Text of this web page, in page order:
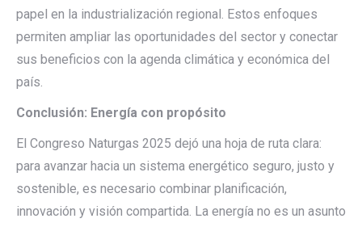
papel en la industrialización regional. Estos enfoques
permiten ampliar las oportunidades del sector y conectar
sus beneficios con la agenda climática y económica del
país.
Conclusión: Energía con propósito
El Congreso Naturgas 2025 dejó una hoja de ruta clara:
para avanzar hacia un sistema energético seguro, justo y
sostenible, es necesario combinar planificación,
innovación y visión compartida. La energía no es un asunto